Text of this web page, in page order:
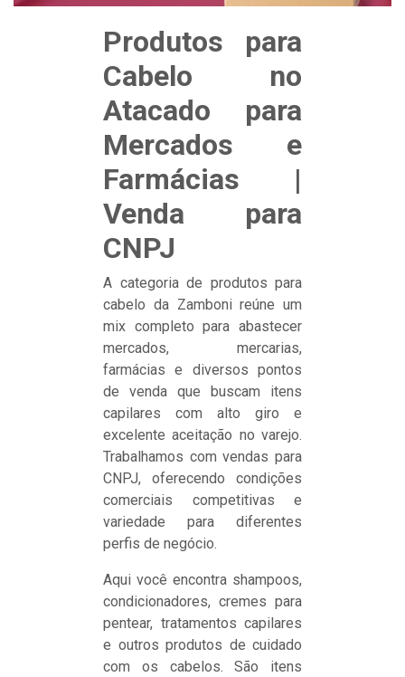
Produtos para
Cabelo no
Atacado para
Mercados e
Farmácias |
Venda para
CNPJ
A categoria de produtos para
cabelo da Zamboni reúne um
mix completo para abastecer
mercados, mercarias,
farmácias e diversos pontos
de venda que buscam itens
capilares com alto giro e
excelente aceitação no varejo.
Trabalhamos com vendas para
CNPJ, oferecendo condições
comerciais competitivas e
variedade para diferentes
perfis de negócio.
Aqui você encontra shampoos,
condicionadores, cremes para
pentear, tratamentos capilares
e outros produtos de cuidado
com os cabelos. São itens